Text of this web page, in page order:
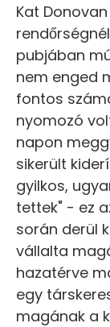
Kat
pubjában
nem enged
fontos
nyomozó
napon
sikerült
gyilkos,
tettek" - ez
során derül
vállalta
hazatérve
egy
magának a